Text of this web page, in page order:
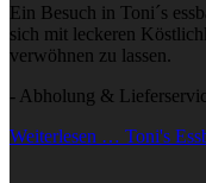
Ein Besuch in Toni´s
sich mit leckeren
verwöhnen zu lassen.
- Abholung &
Weiterlesen … Toni's